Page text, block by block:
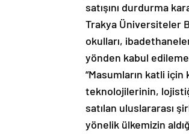
satışını durdurma
Trakya Üniversiteler
okulları,
yönden kabul
“Masumların katli
teknolojilerinin,
satılan uluslararası
yönelik ülkemizin